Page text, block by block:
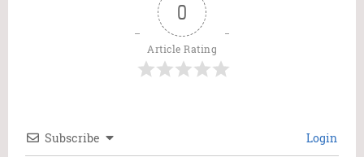
0
Article Rating
Subscribe Login